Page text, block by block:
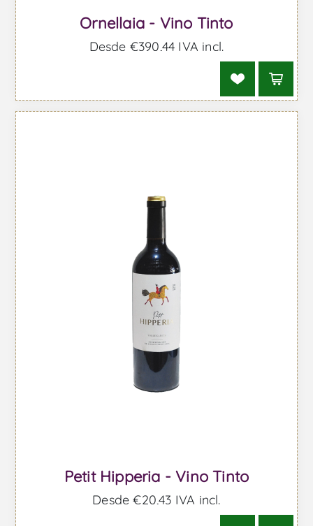
Ornellaia - Vino Tinto
Desde €390,44 IVA incl.
Petit Hipperia - Vino Tinto
Desde €20,43 IVA incl.